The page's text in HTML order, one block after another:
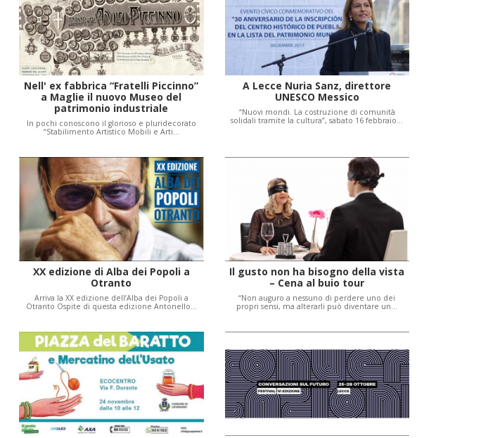
Nell' ex fabbrica “Fratelli Piccinno”
a Maglie il nuovo Museo del
patrimonio industriale
In pochi conoscono il glorioso e pluridecorato
“Stabilimento Artistico Mobili e Arti…
A Lecce Nuria Sanz, direttore
UNESCO Messico
“Nuovi mondi. La costruzione di comunità
solidali tramite la cultura”, sabato 16 febbraio…
XX edizione di Alba dei Popoli a
Otranto
Arriva la XX edizione dell’Alba dei Popoli a
Otranto Ospite di questa edizione Antonello…
Il gusto non ha bisogno della vista
– Cena al buio tour
“Non auguro a nessuno di perdere uno dei
propri sensi, ma alterarli può diventare un…